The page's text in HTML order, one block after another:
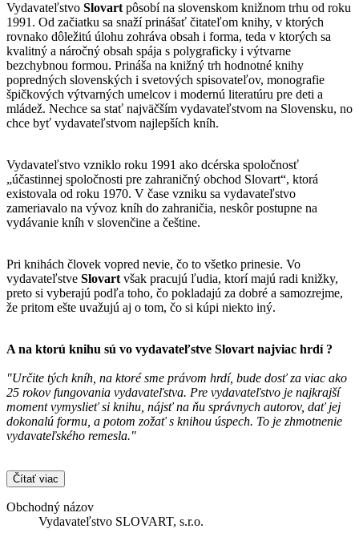
Vydavateľstvo Slovart pôsobí na slovenskom knižnom trhu od roku
1991. Od začiatku sa snaží prinášať čitateľom knihy, v ktorých
rovnako dôležitú úlohu zohráva obsah i forma, teda v ktorých sa
kvalitný a náročný obsah spája s polygraficky i výtvarne
bezchybnou formou. Prináša na knižný trh hodnotné knihy
popredných slovenských i svetových spisovateľov, monografie
špičkových výtvarných umelcov i modernú literatúru pre deti a
mládež. Nechce sa stať najväčším vydavateľstvom na Slovensku, no
chce byť vydavateľstvom najlepších kníh.
Vydavateľstvo vzniklo roku 1991 ako dcérska spoločnosť
„účastinnej spoločnosti pre zahraničný obchod Slovart“, ktorá
existovala od roku 1970. V čase vzniku sa vydavateľstvo
zameriavalo na vývoz kníh do zahraničia, neskôr postupne na
vydávanie kníh v slovenčine a češtine.
Pri knihách človek vopred nevie, čo to všetko prinesie. Vo
vydavateľstve Slovart však pracujú ľudia, ktorí majú radi knižky,
preto si vyberajú podľa toho, čo pokladajú za dobré a samozrejme,
že pritom ešte uvažujú aj o tom, čo si kúpi niekto iný.
A na ktorú knihu sú vo vydavateľstve Slovart najviac hrdí ?
"Určite tých kníh, na ktoré sme právom hrdí, bude dosť za viac ako
25 rokov fungovania vydavateľstva. Pre vydavateľstvo je najkrajší
moment vymyslieť si knihu, nájsť na ňu správnych autorov, dať jej
dokonalú formu, a potom zožať s knihou úspech. To je zhmotnenie
vydavateľského remesla."
Čítať viac
Obchodný názov
Vydavateľstvo SLOVART, s.r.o.